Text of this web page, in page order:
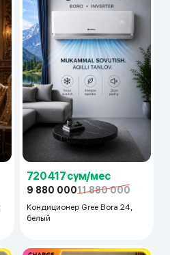
720 417 сум/мес
9 880 00011 880 000
Кондиционер Gree Bora 24,
белый